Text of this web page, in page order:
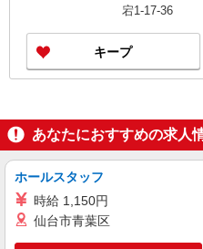
体験実施！少
い合わせくだ
万円※研修・
実！ ◆商品買
修期間／5日間
宕1-17-36
キープ
あなたにおすすめの求人
ホールスタッフ
時給 1,150円
仙台市青葉区